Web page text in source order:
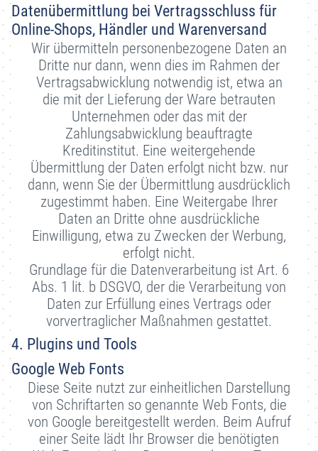
Datenübermittlung bei Vertragsschluss für
Online-Shops, Händler und Warenversand
Wir übermitteln personenbezogene Daten an
Dritte nur dann, wenn dies im Rahmen der
Vertragsabwicklung notwendig ist, etwa an
die mit der Lieferung der Ware betrauten
Unternehmen oder das mit der
Zahlungsabwicklung beauftragte
Kreditinstitut. Eine weitergehende
Übermittlung der Daten erfolgt nicht bzw. nur
dann, wenn Sie der Übermittlung ausdrücklich
zugestimmt haben. Eine Weitergabe Ihrer
Daten an Dritte ohne ausdrückliche
Einwilligung, etwa zu Zwecken der Werbung,
erfolgt nicht.
Grundlage für die Datenverarbeitung ist Art. 6
Abs. 1 lit. b DSGVO, der die Verarbeitung von
Daten zur Erfüllung eines Vertrags oder
vorvertraglicher Maßnahmen gestattet.
4. Plugins und Tools
Google Web Fonts
Diese Seite nutzt zur einheitlichen Darstellung
von Schriftarten so genannte Web Fonts, die
von Google bereitgestellt werden. Beim Aufruf
einer Seite lädt Ihr Browser die benötigten